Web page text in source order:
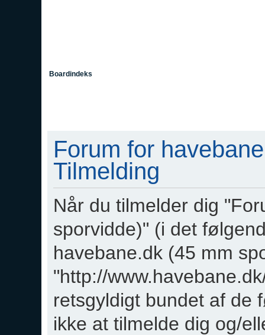
Boardindeks
Forum for
Tilmelding
Når du tilmelder dig
sporvidde)" (i det
havebane.dk (45 mm
"http://
retsgyldigt bundet af de
ikke at tilmelde dig og/